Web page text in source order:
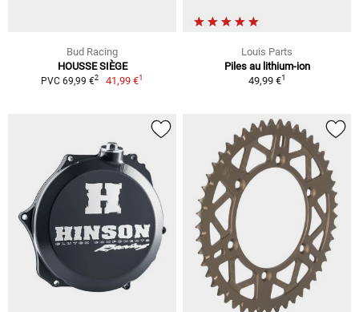
Bud Racing
HOUSSE SIÈGE
PVC 69,99 €2 41,99 €1
Louis Parts
Piles au lithium-ion
49,99 €1